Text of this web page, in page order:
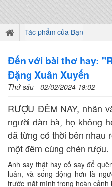
Tác phẩm của Bạn
Đến với bài thơ hay:
Đặng Xuân Xuyến
Thứ sáu - 02/02/2024 19:02
RƯỢU ĐÊM NAY, nhân
người đàn bà, họ không
đã từng có thời bên nhau
một đêm cùng chén rượu.
Anh say thật hay cố say để
luân, và sống động hơn là
trước mặt mình trong hoàn cảnh